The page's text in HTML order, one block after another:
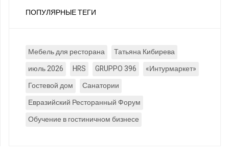
ПОПУЛЯРНЫЕ ТЕГИ
Мебель для ресторана
Татьяна Кибирева
июль 2026
HRS GRUPPO 396
«Интурмаркет»
Гостевой дом
Санатории
Евразийский Ресторанный Форум
Обучение в гостиничном бизнесе